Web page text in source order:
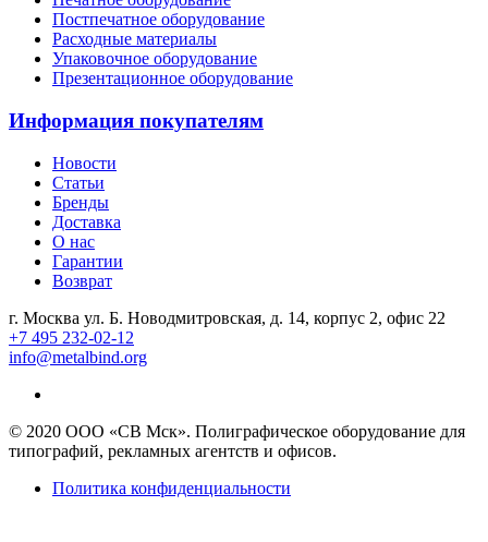
Постпечатное оборудование
Расходные материалы
Упаковочное оборудование
Презентационное оборудование
Информация покупателям
Новости
Статьи
Бренды
Доставка
О нас
Гарантии
Возврат
г. Москва ул. Б. Новодмитровская, д. 14, корпус 2, офис 22
+7 495 232-02-12
info@metalbind.org
© 2020 ООО «СВ Мск». Полиграфическое оборудование для
типографий, рекламных агентств и офисов.
Политика конфиденциальности